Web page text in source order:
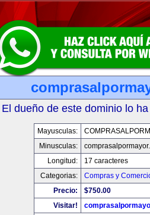
El dueño de este dominio lo
Mayusculas:
Minusculas:
Longitud:
17 caracteres
Categorias:
Compras y
Precio:
$750.00
Visitar!